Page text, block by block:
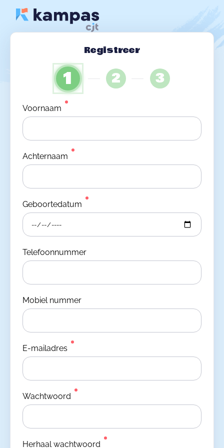
Registreer
1 2 3
Voornaam
Achternaam
Geboortedatum
Telefoonnummer
Mobiel nummer
E-mailadres
Wachtwoord
Herhaal wachtwoord